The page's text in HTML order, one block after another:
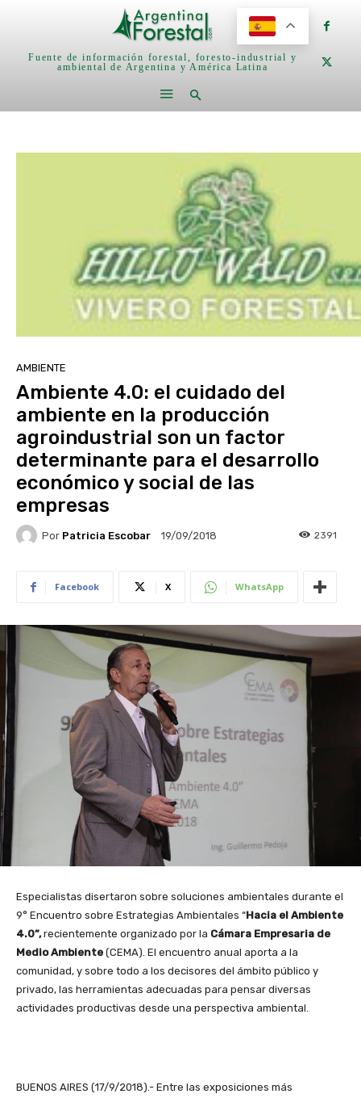
Fuente de información forestal, foresto-industrial y
ambiental de Argentina y América Latina
AMBIENTE
Ambiente 4.0: el cuidado del
ambiente en la producción
agroindustrial son un factor
determinante para el desarrollo
económico y social de las
empresas
Por Patricia Escobar 19/09/2018 2391
Facebook X WhatsApp
Especialistas disertaron sobre soluciones ambientales durante el
9° Encuentro sobre Estrategias Ambientales “Hacia el Ambiente
4.0”,recientemente organizado por la Cámara Empresaria de
Medio Ambiente (CEMA). El encuentro anual aporta a la
comunidad, y sobre todo a los decisores del ámbito público y
privado, las herramientas adecuadas para pensar diversas
actividades productivas desde una perspectiva ambiental.
BUENOS AIRES (17/9/2018).- Entre las exposiciones más